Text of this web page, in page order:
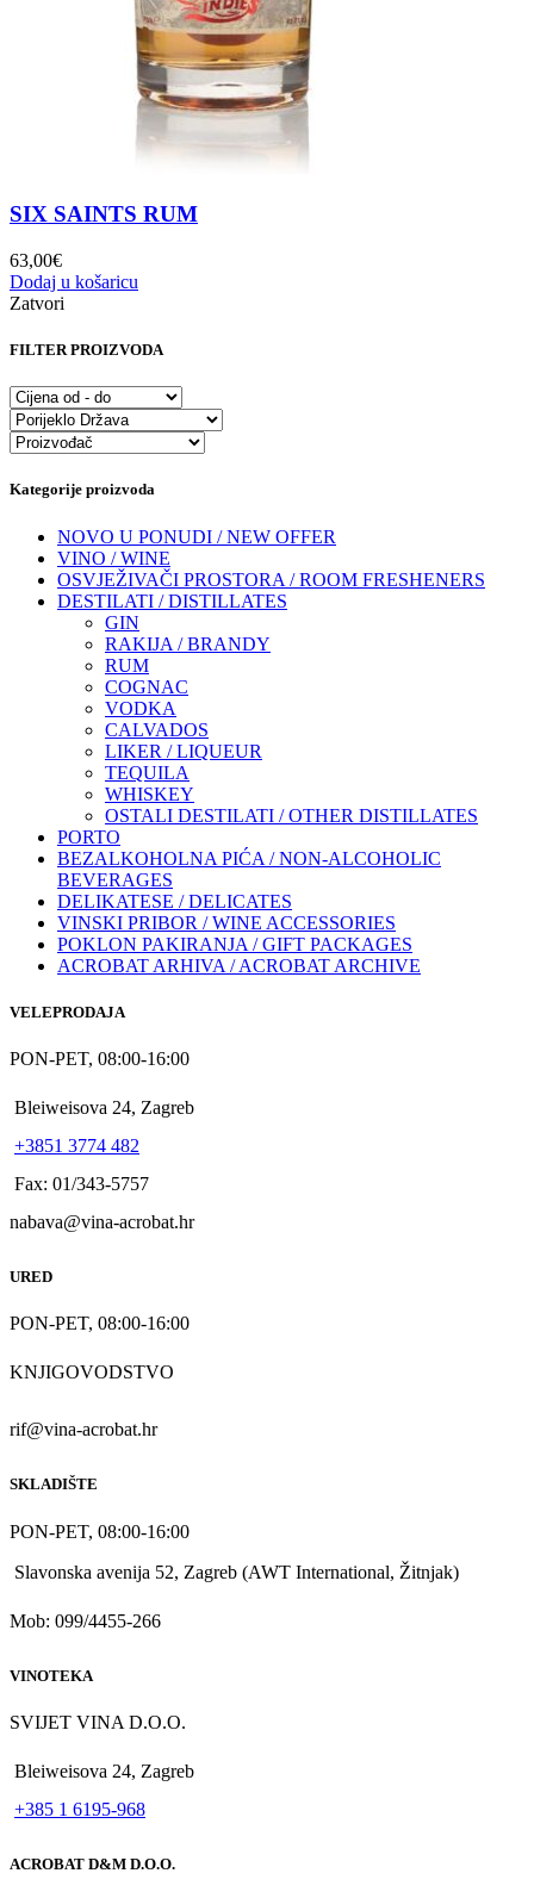
SIX SAINTS RUM
63,00€
Dodaj u košaricu
Zatvori
FILTER PROIZVODA
Kategorije proizvoda
NOVO U PONUDI / NEW OFFER
VINO / WINE
OSVJEŽIVAČI PROSTORA / ROOM FRESHENERS
DESTILATI / DISTILLATES
GIN
RAKIJA / BRANDY
RUM
COGNAC
VODKA
CALVADOS
LIKER / LIQUEUR
TEQUILA
WHISKEY
OSTALI DESTILATI / OTHER DISTILLATES
PORTO
BEZALKOHOLNA PIĆA / NON-ALCOHOLIC
BEVERAGES
DELIKATESE / DELICATES
VINSKI PRIBOR / WINE ACCESSORIES
POKLON PAKIRANJA / GIFT PACKAGES
ACROBAT ARHIVA / ACROBAT ARCHIVE
VELEPRODAJA
PON-PET, 08:00-16:00
Bleiweisova 24, Zagreb
+3851 3774 482
Fax: 01/343-5757
nabava@vina-acrobat.hr
URED
PON-PET, 08:00-16:00
KNJIGOVODSTVO
rif@vina-acrobat.hr
SKLADIŠTE
PON-PET, 08:00-16:00
Slavonska avenija 52, Zagreb (AWT International, Žitnjak)
Mob: 099/4455-266
VINOTEKA
SVIJET VINA D.O.O.
Bleiweisova 24, Zagreb
+385 1 6195-968
ACROBAT D&M D.O.O.